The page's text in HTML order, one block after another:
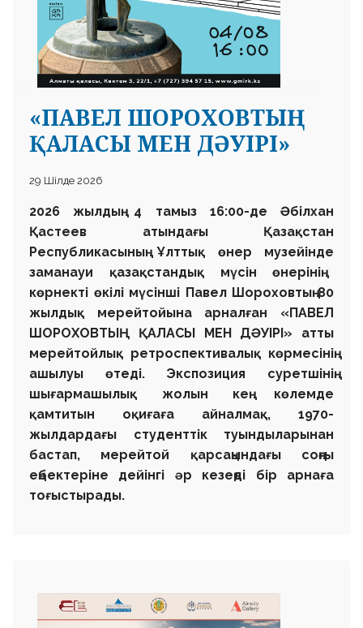
«ПАВЕЛ ШОРОХОВТЫҢ
ҚАЛАСЫ МЕН ДӘУІРІ»
29 Шілде 2026
2026 жылдың 4 тамыз 16:00-де
Әбілхан
Қастеев атындағы Қазақстан
РеспубликасыныңҰлттық өнер музейінде
заманауи қазақстандық мүсін өнерінің
көрнекті өкілі мүсінші Павел Шороховтың80
жылдық мерейтойына арналған «ПАВЕЛ
ШОРОХОВТЫҢ ҚАЛАСЫ МЕН ДӘУІРІ» атты
мерейтойлық ретроспективалық көрмесінің
ашылуы өтеді. Экспозиция суретшінің
шығармашылық жолын кең көлемде
қамтитын оқиғаға айналмақ, 1970-
жылдардағы студенттік туындыларынан
бастап, мерейтой қарсаңындағы соңғы
еңбектеріне дейінгі әр кезеңді бір арнаға
тоғыстырады.